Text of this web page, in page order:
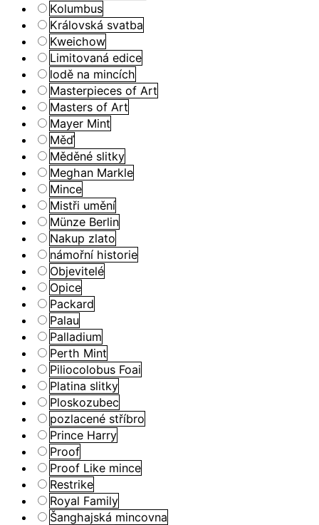
Kolumbus
Královská svatba
Kweichow
Limitovaná edice
lodě na mincích
Masterpieces of Art
Masters of Art
Mayer Mint
Měď
Měděné slitky
Meghan Markle
Mince
Mistři umění
Münze Berlin
Nakup zlato
námořní historie
Objevitelé
Opice
Packard
Palau
Palladium
Perth Mint
Piliocolobus Foai
Platina slitky
Ploskozubec
pozlacené stříbro
Prince Harry
Proof
Proof Like mince
Restrike
Royal Family
Šanghajská mincovna